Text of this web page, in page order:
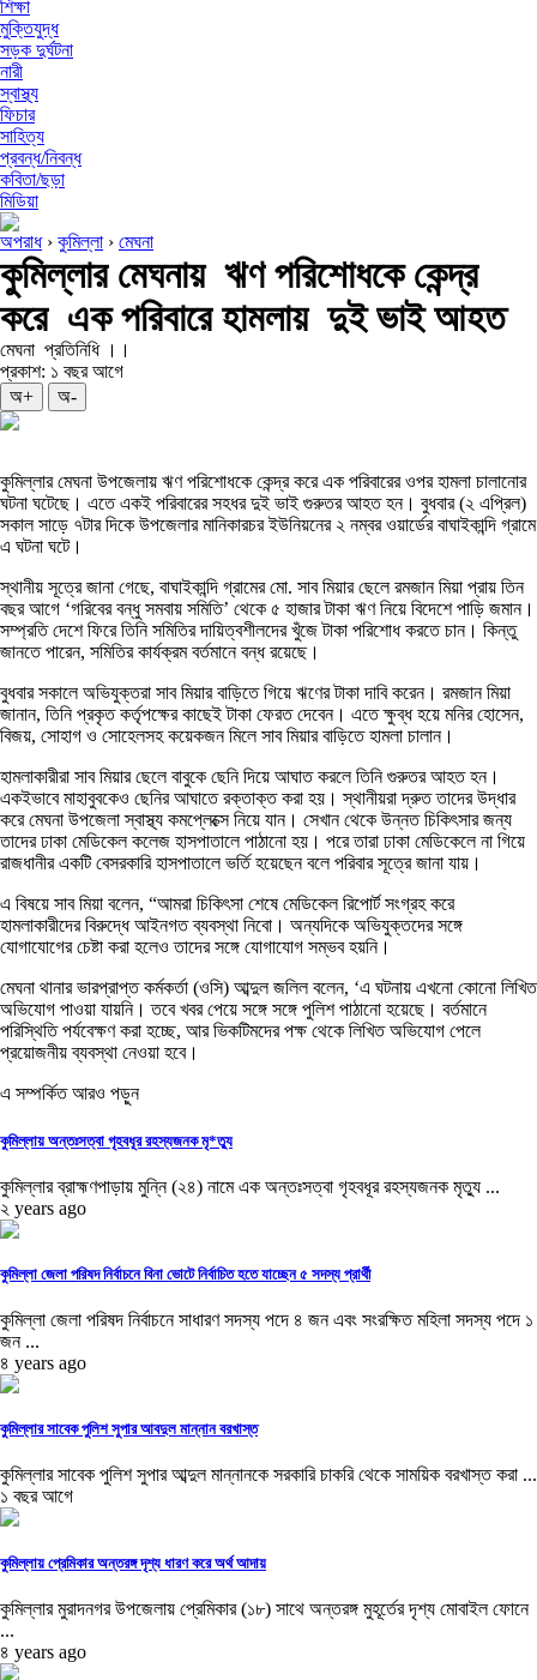
শিক্ষা
মুক্তিযুদ্ধ
সড়ক দুর্ঘটনা
নারী
স্বাস্থ্য
ফিচার
সাহিত্য
প্রবন্ধ/নিবন্ধ
কবিতা/ছড়া
মিডিয়া
অপরাধ› কুমিল্লা › মেঘনা
কুমিল্লার মেঘনায় ঋণ পরিশোধকে কেন্দ্র
করে এক পরিবারে হামলায় দুই ভাই আহত
মেঘনা প্রতিনিধি ।।
প্রকাশ: ১ বছর আগে
অ+
অ-
কুমিল্লার মেঘনা উপজেলায় ঋণ পরিশোধকে কেন্দ্র করে এক পরিবারের ওপর হামলা চালানোর
ঘটনা ঘটেছে। এতে একই পরিবারের সহধর দুই ভাই গুরুতর আহত হন। বুধবার (২ এপ্রিল)
সকাল সাড়ে ৭টার দিকে উপজেলার মানিকারচর ইউনিয়নের ২ নম্বর ওয়ার্ডের বাঘাইকান্দি গ্রামে
এ ঘটনা ঘটে।
স্থানীয় সূত্রে জানা গেছে, বাঘাইকান্দি গ্রামের মো. সাব মিয়ার ছেলে রমজান মিয়া প্রায় তিন
বছর আগে ‘গরিবের বন্ধু সমবায় সমিতি’ থেকে ৫ হাজার টাকা ঋণ নিয়ে বিদেশে পাড়ি জমান।
সম্প্রতি দেশে ফিরে তিনি সমিতির দায়িত্বশীলদের খুঁজে টাকা পরিশোধ করতে চান। কিন্তু
জানতে পারেন, সমিতির কার্যক্রম বর্তমানে বন্ধ রয়েছে।
বুধবার সকালে অভিযুক্তরা সাব মিয়ার বাড়িতে গিয়ে ঋণের টাকা দাবি করেন। রমজান মিয়া
জানান, তিনি প্রকৃত কর্তৃপক্ষের কাছেই টাকা ফেরত দেবেন। এতে ক্ষুব্ধ হয়ে মনির হোসেন,
বিজয়, সোহাগ ও সোহেলসহ কয়েকজন মিলে সাব মিয়ার বাড়িতে হামলা চালান।
হামলাকারীরা সাব মিয়ার ছেলে বাবুকে ছেনি দিয়ে আঘাত করলে তিনি গুরুতর আহত হন।
একইভাবে মাহাবুবকেও ছেনির আঘাতে রক্তাক্ত করা হয়। স্থানীয়রা দ্রুত তাদের উদ্ধার
করে মেঘনা উপজেলা স্বাস্থ্য কমপ্লেক্সে নিয়ে যান। সেখান থেকে উন্নত চিকিৎসার জন্য
তাদের ঢাকা মেডিকেল কলেজ হাসপাতালে পাঠানো হয়। পরে তারা ঢাকা মেডিকেলে না গিয়ে
রাজধানীর একটি বেসরকারি হাসপাতালে ভর্তি হয়েছেন বলে পরিবার সূত্রে জানা যায়।
এ বিষয়ে সাব মিয়া বলেন, “আমরা চিকিৎসা শেষে মেডিকেল রিপোর্ট সংগ্রহ করে
হামলাকারীদের বিরুদ্ধে আইনগত ব্যবস্থা নিবো। অন্যদিকে অভিযুক্তদের সঙ্গে
যোগাযোগের চেষ্টা করা হলেও তাদের সঙ্গে যোগাযোগ সম্ভব হয়নি।
মেঘনা থানার ভারপ্রাপ্ত কর্মকর্তা (ওসি) আব্দুল জলিল বলেন, ‘এ ঘটনায় এখনো কোনো লিখিত
অভিযোগ পাওয়া যায়নি। তবে খবর পেয়ে সঙ্গে সঙ্গে পুলিশ পাঠানো হয়েছে। বর্তমানে
পরিস্থিতি পর্যবেক্ষণ করা হচ্ছে, আর ভিকটিমদের পক্ষ থেকে লিখিত অভিযোগ পেলে
প্রয়োজনীয় ব্যবস্থা নেওয়া হবে।
এ সম্পর্কিত আরও পড়ুন
কুমিল্লায় অন্তঃসত্বা গৃহবধূর রহস্যজনক মৃ*ত্যু
কুমিল্লার ব্রাহ্মণপাড়ায় মুন্নি (২৪) নামে এক অন্তঃসত্বা গৃহবধূর রহস্যজনক মৃত্যু ...
২ years ago
কুমিল্লা জেলা পরিষদ নির্বাচনে বিনা ভোটে নির্বাচিত হতে যাচ্ছেন ৫ সদস্য প্রার্থী
কুমিল্লা জেলা পরিষদ নির্বাচনে সাধারণ সদস্য পদে ৪ জন এবং সংরক্ষিত মহিলা সদস্য পদে ১
জন ...
৪ years ago
কুমিল্লার সাবেক পুলিশ সুপার আবদুল মান্নান বরখাস্ত
কুমিল্লার সাবেক পুলিশ সুপার আব্দুল মান্নানকে সরকারি চাকরি থেকে সাময়িক বরখাস্ত করা ...
১ বছর আগে
কুমিল্লায় প্রেমিকার অন্তরঙ্গ দৃশ্য ধারণ করে অর্থ আদায়
কুমিল্লার মুরাদনগর উপজেলায় প্রেমিকার (১৮) সাথে অন্তরঙ্গ মুহূর্তের দৃশ্য মোবাইল ফোনে
...
৪ years ago